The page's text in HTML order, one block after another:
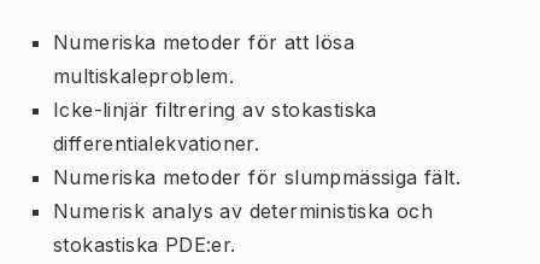
Numeriska metoder för att lösa
multiskaleproblem.
Icke-linjär filtrering av stokastiska
differentialekvationer.
Numeriska metoder för slumpmässiga fält.
Numerisk analys av deterministiska och
stokastiska PDE:er.